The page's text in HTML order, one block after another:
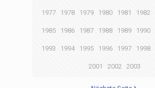
1977 1978 1979 1980 1981 1982
1985 1986 1987 1988 1989 1990
1993 1994 1995 1996 1997 1998
2001 2002 2003